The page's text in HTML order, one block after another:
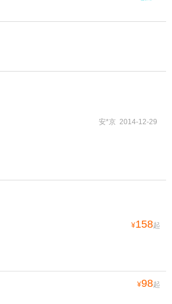
安*京 2014-12-29
¥158起
¥98起